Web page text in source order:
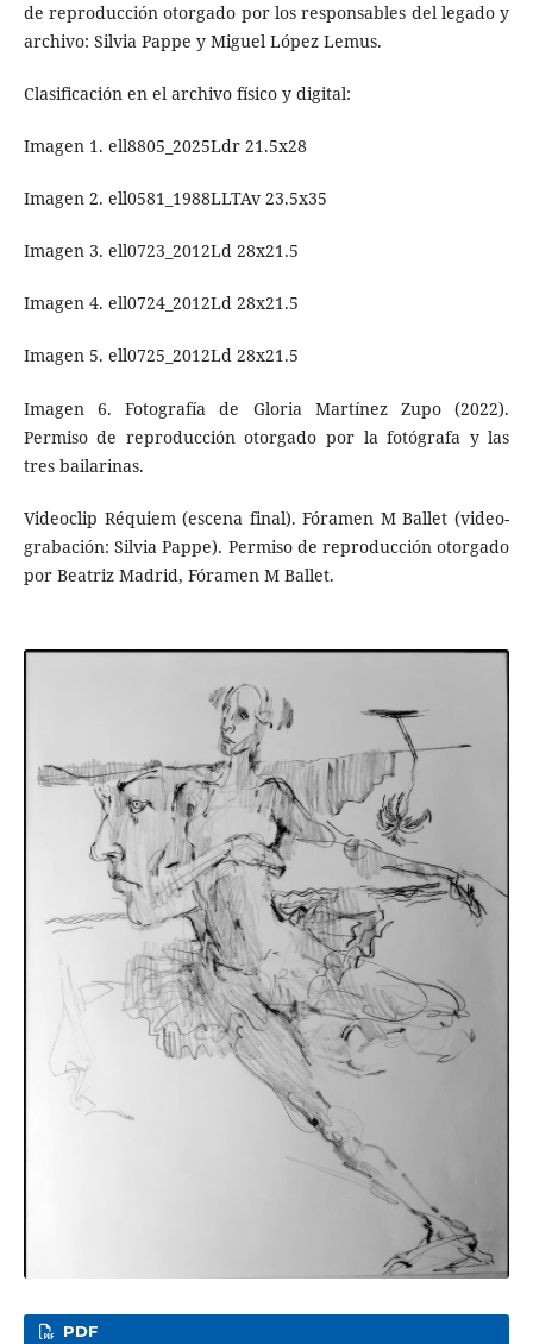
de reproducción otorgado por los responsables del legado y
archivo: Silvia Pappe y Miguel López Lemus.
Clasificación en el archivo físico y digital:
Imagen 1. ell8805_2025Ldr 21.5x28
Imagen 2. ell0581_1988LLTAv 23.5x35
Imagen 3. ell0723_2012Ld 28x21.5
Imagen 4. ell0724_2012Ld 28x21.5
Imagen 5. ell0725_2012Ld 28x21.5
Imagen 6. Fotografía de Gloria Martínez Zupo (2022).
Permiso de reproducción otorgado por la fotógrafa y las
tres bailarinas.
Videoclip Réquiem (escena final). Fóramen M Ballet (video­
grabación: Silvia Pappe). Permiso de reproducción otor­gado
por Beatriz Madrid, Fóramen M Ballet.
PDF